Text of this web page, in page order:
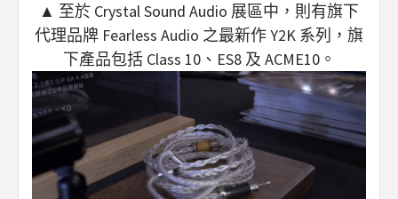
▲ 至於 Crystal Sound Audio 展區中，則有旗下
代理品牌 Fearless Audio 之最新作 Y2K 系列，旗
下產品包括 Class 10、ES8 及 ACME10。